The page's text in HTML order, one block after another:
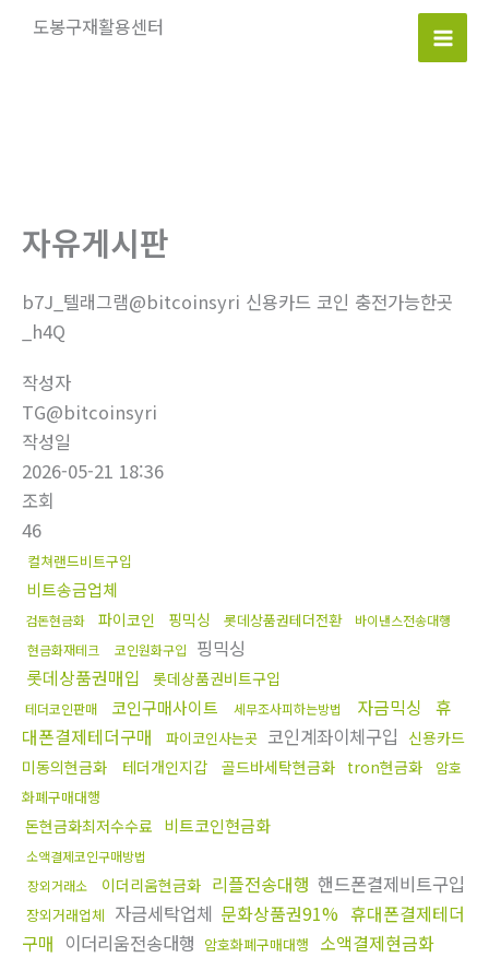
도봉구재활용센터
Main
자유게시판
b7J_텔래그램@bitcoinsyri 신용카드 코인 충전가능한곳
_h4Q
작성자
TG@bitcoinsyri
작성일
2026-05-21 18:36
조회
46
컬쳐랜드비트구입
비트송금업체
검돈현금화 파이코인 핑믹싱 롯데상품권테더전환
바이낸스전송대행
현금화재테크
코인원화구입
핑믹싱
롯데상품권매입
롯데상품권비트구입
테더코인판매 코인구매사이트 세무조사피하는방법 자금믹싱 휴
대폰결제테더구매
파이코인사는곳 코인계좌이체구입 신용카드
미동의현금화
테더개인지갑 골드바세탁현금화 tron현금화
암호
화폐구매대행
돈현금화최저수수료 비트코인현금화
소액결제코인구매방법
장외거래소
이더리움현금화 리플전송대행 핸드폰결제비트구입
장외거래업체 자금세탁업체 문화상품권91% 휴대폰결제테더
구매 이더리움전송대행 암호화폐구매대행
소액결제현금화